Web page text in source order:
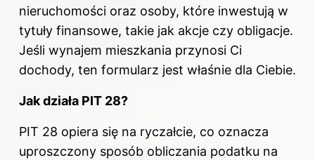
nieruchomości oraz osoby, które inwestują w
tytuły finansowe, takie jak akcje czy obligacje.
Jeśli wynajem mieszkania przynosi Ci
dochody, ten formularz jest właśnie dla Ciebie.
Jak działa PIT 28?
PIT 28 opiera się na ryczałcie, co oznacza
uproszczony sposób obliczania podatku na